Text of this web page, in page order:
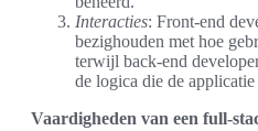
Interacties: Front-end
bezighouden met hoe
terwijl back-end
de logica die de
Vaardigheden van een full-